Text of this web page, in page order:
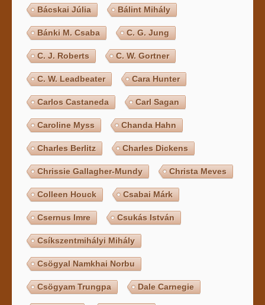
Bácskai Júlia Bálint Mihály
Bánki M. Csaba C. G. Jung
C. J. Roberts C. W. Gortner
C. W. Leadbeater Cara Hunter
Carlos Castaneda Carl Sagan
Caroline Myss Chanda Hahn
Charles Berlitz Charles Dickens
Chrissie Gallagher-Mundy Christa Meves
Colleen Houck Csabai Márk
Csernus Imre Csukás István
Csíkszentmihályi Mihály
Csögyal Namkhai Norbu
Csögyam Trungpa Dale Carnegie